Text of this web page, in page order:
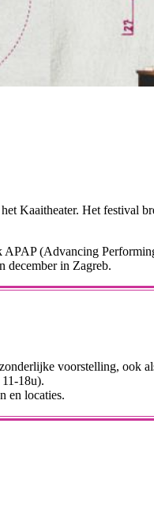
Kaaitheater. Het festival
(Advancing
december in Zagreb.
voorstelling, ook
18u).
en locaties.